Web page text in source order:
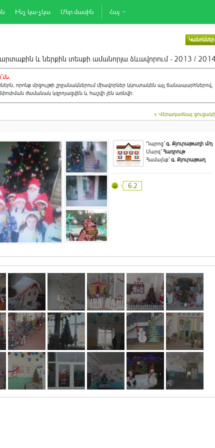
Ինչ կա-չկա Մեր մասին Հայ
Կանոններ
և ներքին տեսքի ամանորյա ձևավորում - 2013 / 2014
որոնք մրցույթի շրջանակներում միավորներ կկուտակեն այլ ճանապարհներով,
ժամանակ կզրոյացվեն և հաշվի չեն առնվի:
« Վերադառնալ
Դպրոց`գ. Քյուրաթաղի մ/դ
Մարզ`Հադրութ
Համայնք`գ. Քյուրաթաղ
6.2